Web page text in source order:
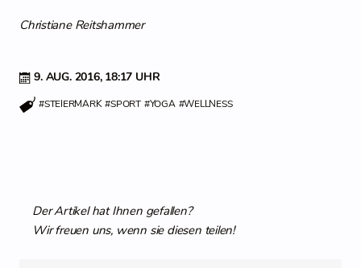
9. AUG. 2016, 18:17 UHR
#STEIERMARK #SPORT #YOGA #WELLNESS
Christiane Reitshammer
Der Artikel hat Ihnen gefallen?
Wir freuen uns, wenn sie diesen teilen!